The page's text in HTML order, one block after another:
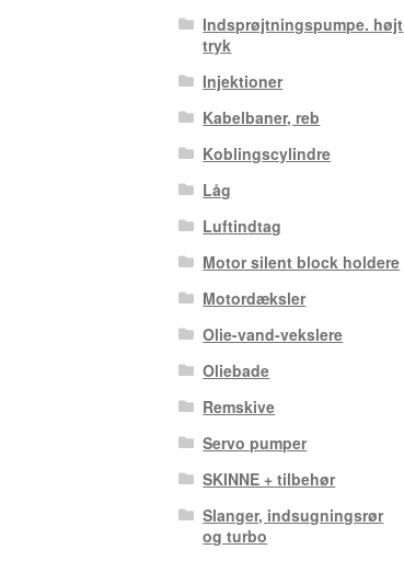
Indsprøjtningspumpe. højt
tryk
Injektioner
Kabelbaner, reb
Koblingscylindre
Låg
Luftindtag
Motor silent block holdere
Motordæksler
Olie-vand-vekslere
Oliebade
Remskive
Servo pumper
SKINNE + tilbehør
Slanger, indsugningsrør
og turbo